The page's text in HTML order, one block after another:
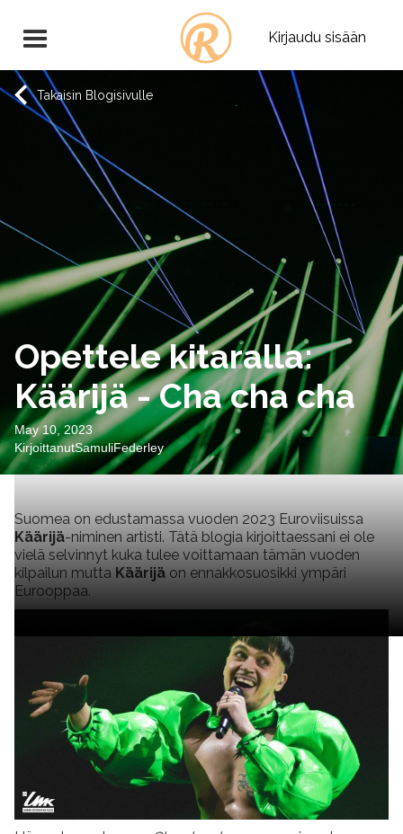
Kirjaudu sisään
Takaisin Blogisivulle
Opettele kitaralla:
Käärijä - Cha cha cha
May 10, 2023
KirjoittanutSamuliFederley
Suomea on edustamassa vuoden 2023 Euroviisuissa
Käärijä-niminen artisti. Tätä blogia kirjoittaessani ei ole
vielä selvinnyt kuka tulee voittamaan tämän vuoden
kilpailun mutta Käärijä on ennakkosuosikki ympäri
Eurooppaa.